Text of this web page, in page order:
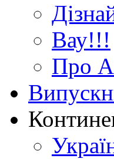
Вау!!!
Про